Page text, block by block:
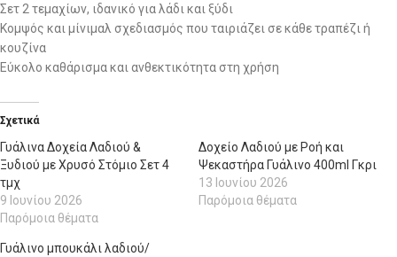
Σετ 2 τεμαχίων, ιδανικό για λάδι και ξύδι
Κομψός και μίνιμαλ σχεδιασμός που ταιριάζει σε κάθε τραπέζι ή
κουζίνα
Εύκολο καθάρισμα και ανθεκτικότητα στη χρήση
Σχετικά
Γυάλινα Δοχεία Λαδιού &
Ξυδιού με Χρυσό Στόμιο Σετ 4
τμχ
9 Ιουνίου 2026
Παρόμοια θέματα
Δοχείο Λαδιού με Ροή και
Ψεκαστήρα Γυάλινο 400ml Γκρι
13 Ιουνίου 2026
Παρόμοια θέματα
Γυάλινο μπουκάλι λαδιού/